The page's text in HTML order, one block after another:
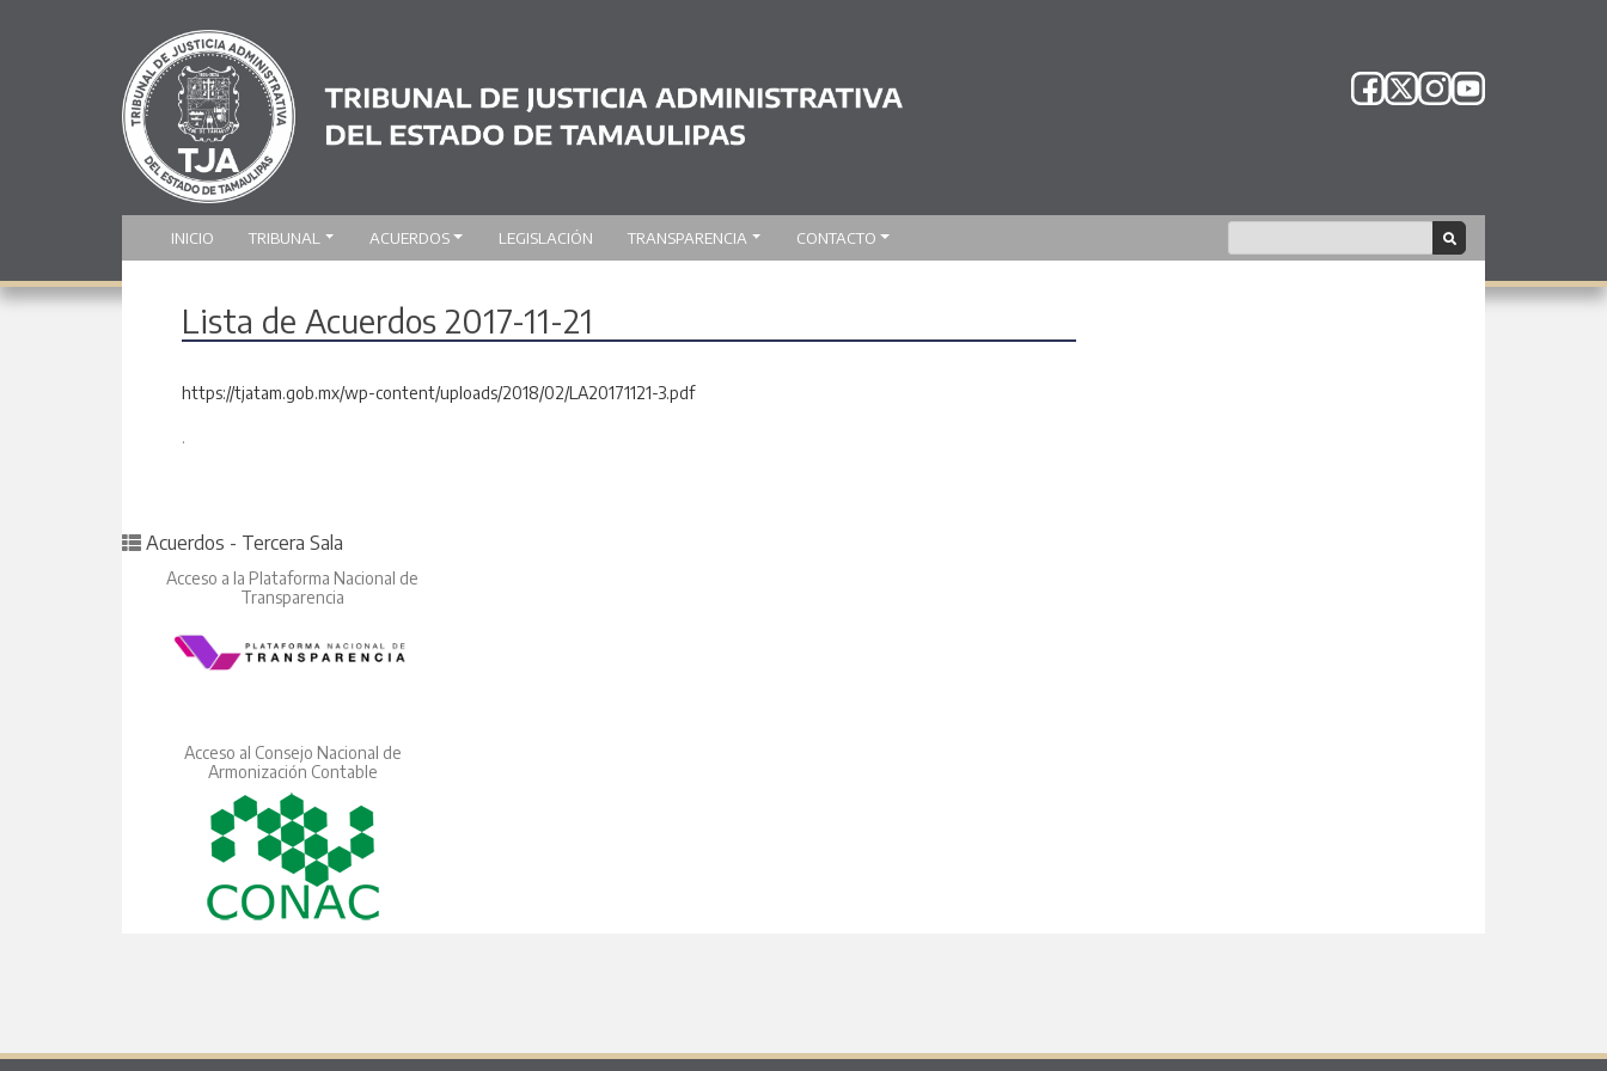
INICIO TRIBUNAL ACUERDOS LEGISLACIÓN TRANSPARENCIA CONTACTO
Lista de Acuerdos 2017-11-21
https://tjatam.gob.mx/wp-content/uploads/2018/02/LA20171121-3.pdf
.
Posted in
Acuerdos - Tercera Sala
Acceso a la Plataforma Nacional de
Transparencia
Acceso al Consejo Nacional de
Armonización Contable